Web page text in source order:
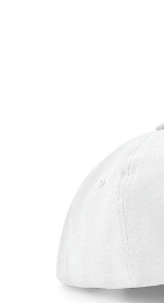
Previous